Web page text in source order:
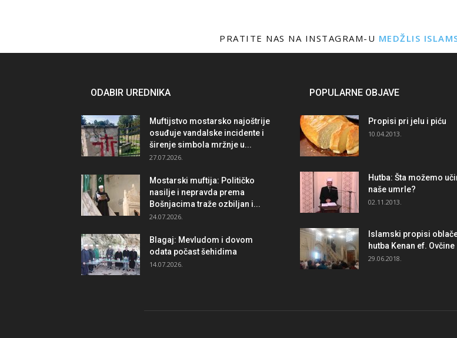
PRATITE NAS NA INSTAGRAM-U MEDŽLIS
ODABIR UREDNIKA
Muftijstvo mostarsko najoštrije
osuđuje vandalske incidente i
širenje simbola mržnje u...
27.07.2026.
Mostarski muftija: Političko
nasilje i nepravda prema
Bošnjacima traže ozbiljan i...
24.07.2026.
Blagaj: Mevludom i dovom
odata počast šehidima
14.07.2026.
POPULARNE OBJAVE
Propisi pri jelu i piću
10.04.2013.
Hutba: Šta možemo
naše umrle?
02.11.2013.
Islamski propisi
hutba Kenan ef. Ovčine
29.06.2018.